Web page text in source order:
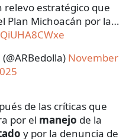
relevo estratégico que
Plan Michoacán por la…
November
de las críticas que
por el manejo de la
y por la denuncia de